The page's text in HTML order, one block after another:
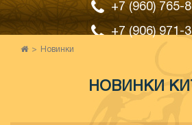
+7 (960) 765-
+7 (906) 971-
Новинки
НОВИНКИ